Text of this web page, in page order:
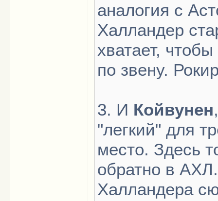
аналогия с
Халландер
хватает,
по звену.
3. И Койвунен
"легкий" для
место. Здесь
обратно в
Халландера